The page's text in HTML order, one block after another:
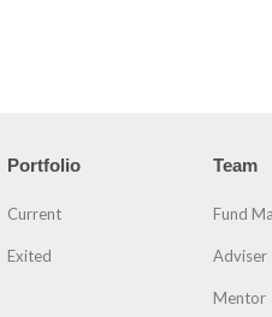
Portfolio
Current
Exited
Team
Fund
Adviser
Mentor